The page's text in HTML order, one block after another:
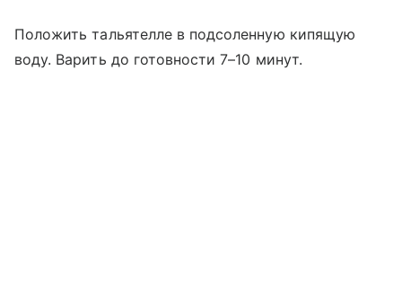
Положить тальятелле в подсоленную кипящую
воду. Варить до готовности 7–10 минут.